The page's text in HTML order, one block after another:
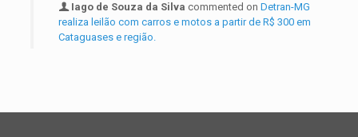
Iago de Souza da Silva commented on Detran-MG
realiza leilão com carros e motos a partir de R$ 300 em
Cataguases e região.